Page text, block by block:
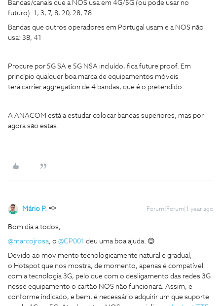
Bandas/canais que a NOS usa em 4G/5G (ou pode usar no
futuro): 1, 3, 7, 8, 20, 28, 78
Bandas que outros operadores em Portugal usam e a NOS não
usa: 38, 41
Procure por 5G SA e 5G NSA incluído, fica future proof. Em
princípio qualquer boa marca de equipamentos móveis
terá carrier aggregation de 4 bandas, que é o pretendido.
A ANACOM está a estudar colocar bandas superiores, mas por
agora são estas.
Mário P. Forum|Forum|1 year ago
Bom dia a todos,
@marcojrosa, o @CP001 deu uma boa ajuda. 😊
Devido ao movimento tecnologicamente natural e gradual,
o Hotspot que nos mostra, de momento, apenas é compatível
com a tecnologia 3G, pelo que com o desligamento das redes 3G
nesse equipamento o cartão NOS não funcionará. Assim, e
conforme indicado, e bem, é necessário adquirir um que suporte